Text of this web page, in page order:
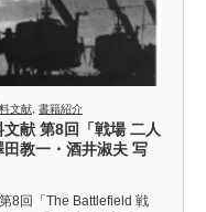
文献 書籍紹介
献 第8回「戦場 二人
教一・酒井淑夫 写
8回「The Battlefield 戦